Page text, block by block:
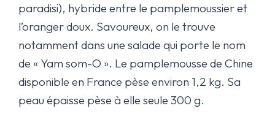
paradisi), hybride entre le pamplemoussier et
l’oranger doux. Savoureux, on le trouve
notamment dans une salade qui porte le nom
de « Yam som-O ». Le pamplemousse de Chine
disponible en France pèse environ 1,2 kg. Sa
peau épaisse pèse à elle seule 300 g.